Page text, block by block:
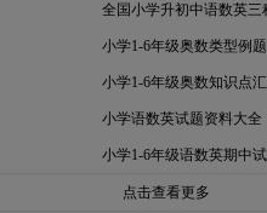
全国小学升初中语数英三
小学1-6年级奥数类型例
小学1-6年级奥数知识点
小学语数英试题资料大全
小学1-6年级语数英期中
点击查看更多